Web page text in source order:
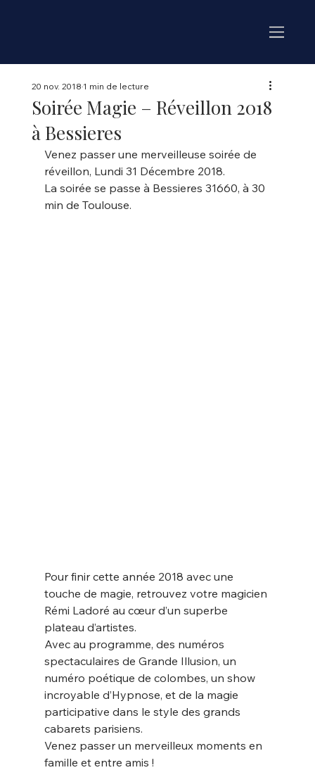
Soirée Magie – Réveillon 2018
à Bessieres
20 nov. 20181 min de lecture
Venez passer une merveilleuse soirée de
réveillon, Lundi 31 Décembre 2018.
La soirée se passe à Bessieres 31660, à 30
min de Toulouse.
Pour finir cette année 2018 avec une
touche de magie, retrouvez votre magicien
Rémi Ladoré au cœur d’un superbe
plateau d’artistes.
Avec au programme, des numéros
spectaculaires de Grande Illusion, un
numéro poétique de colombes, un show
incroyable d’Hypnose, et de la magie
participative dans le style des grands
cabarets parisiens.
Venez passer un merveilleux moments en
famille et entre amis !